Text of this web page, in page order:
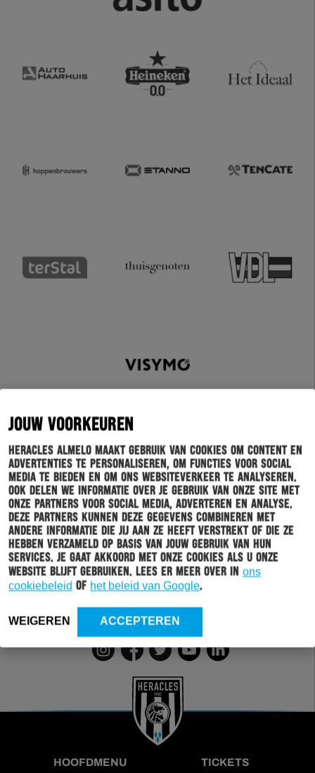
JOUW VOORKEUREN
Heracles Almelo maakt gebruik van cookies om content en
advertenties te personaliseren, om functies voor social
media te bieden en om ons websiteverkeer te analyseren.
Ook delen we informatie over je gebruik van onze site met
onze partners voor social media, adverteren en analyse.
Deze partners kunnen deze gegevens combineren met
andere informatie die jij aan ze heeft verstrekt of die ze
hebben verzameld op basis van jouw gebruik van hun
services. Je gaat akkoord met onze cookies als u onze
website blijft gebruiken. Lees er meer over in ons
cookiebeleid of het beleid van Google.
WEIGEREN ACCEPTEREN
Schrijf je in voor onze nieuwsbrief
Wil jij altijd en overal op de hoogte gehouden worden
van al het clubnieuws? Schrijf je dan in voor de
nieuwsbrief van Heracles Almelo. Doordat je zelf aan
kan geven welk nieuws jij van ons wil ontvangen,
sturen wij alleen nieuws wat voor jou relevant is.
INSCHRIJVEN
HOOFDMENU TICKETS